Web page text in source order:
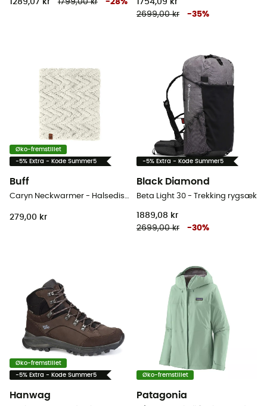
1289,07 kr 1799,00 kr -28%
1754,09 kr
2699,00 kr
-35%
Øko-fremstillet
-5% Extra - Kode Summer5
Buff
Caryn Neckwarmer - Halsedisse - Damer
279,00 kr
-5% Extra - Kode Summer5
Black Diamond
Beta Light 30 - Trekking rygsæk
1889,08 kr
2699,00 kr
-30%
Øko-fremstillet
-5% Extra - Kode Summer5
Hanwag
Øko-fremstillet
Patagonia